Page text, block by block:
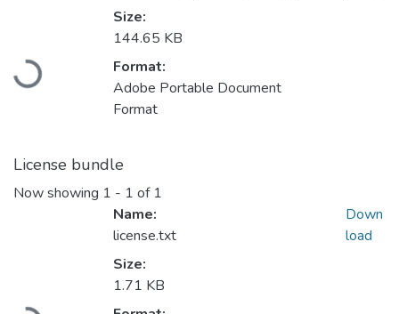
Loading...
Size:
144.65 KB
Format:
Adobe Portable Document
Format
License bundle
Now showing 1 - 1 of 1
Name:
license.txt
Size:
1.71 KB
Down
load